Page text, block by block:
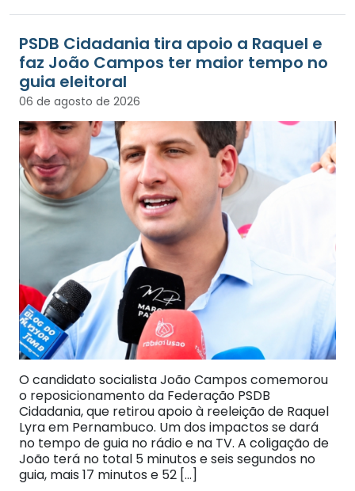
PSDB Cidadania tira apoio a Raquel e
faz João Campos ter maior tempo no
guia eleitoral
06 de agosto de 2026
O candidato socialista João Campos comemorou
o reposicionamento da Federação PSDB
Cidadania, que retirou apoio à reeleição de Raquel
Lyra em Pernambuco. Um dos impactos se dará
no tempo de guia no rádio e na TV. A coligação de
João terá no total 5 minutos e seis segundos no
guia, mais 17 minutos e 52 […]